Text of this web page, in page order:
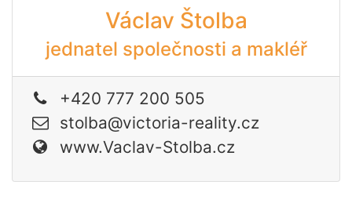
Václav Štolba
jednatel společnosti a makléř
+420 777 200 505
stolba@victoria-reality.cz
www.Vaclav-Stolba.cz